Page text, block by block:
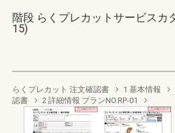
階段 らくプレカットサービスカ
15)
らくプレカット 注文確認書 1 基本情報
認書
2 詳細情報 プランNO.RP-01